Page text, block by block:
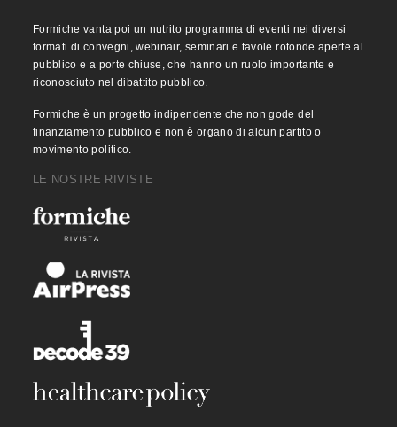
Formiche vanta poi un nutrito programma di eventi nei diversi
formati di convegni, webinair, seminari e tavole rotonde aperte al
pubblico e a porte chiuse, che hanno un ruolo importante e
riconosciuto nel dibattito pubblico.
Formiche è un progetto indipendente che non gode del
finanziamento pubblico e non è organo di alcun partito o
movimento politico.
LE NOSTRE RIVISTE